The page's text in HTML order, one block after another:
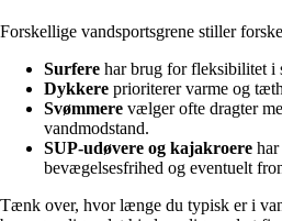
Forskellige vandsportsgrene stiller
Surfere har brug for fleksibilitet i
Dykkere prioriterer varme og
Svømmere vælger ofte dragter
vandmodstand.
SUP-udøvere og kajakroere
bevægelsesfrihed og eventuelt
Tænk over, hvor længe du typisk er i